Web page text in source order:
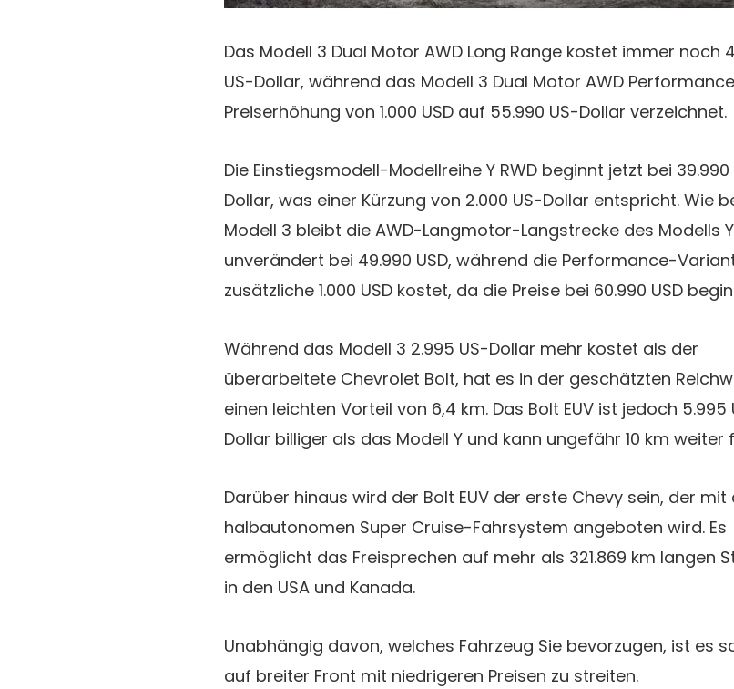
Das Modell 3 Dual Motor AWD Long Range kostet immer noch
US-Dollar, während das Modell 3 Dual Motor AWD
Preiserhöhung von 1.000 USD auf 55.990 US-Dollar verzeichnet.
Die Einstiegsmodell-Modellreihe Y RWD beginnt jetzt bei 39.990
Dollar, was einer Kürzung von 2.000 US-Dollar entspricht. Wie
Modell 3 bleibt die AWD-Langmotor-Langstrecke des Modells Y
unverändert bei 49.990 USD, während die Performance-
zusätzliche 1.000 USD kostet, da die Preise bei 60.990 USD
Während das Modell 3 2.995 US-Dollar mehr kostet als der
überarbeitete Chevrolet Bolt, hat es in der geschätzten
einen leichten Vorteil von 6,4 km. Das Bolt EUV ist jedoch 5.995
Dollar billiger als das Modell Y und kann ungefähr 10 km weiter
Darüber hinaus wird der Bolt EUV der erste Chevy sein, der mit
halbautonomen Super Cruise-Fahrsystem angeboten wird. Es
ermöglicht das Freisprechen auf mehr als 321.869 km langen
in den USA und Kanada.
Unabhängig davon, welches Fahrzeug Sie bevorzugen, ist es
auf breiter Front mit niedrigeren Preisen zu streiten.